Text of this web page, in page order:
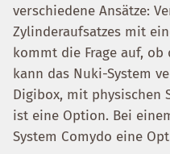
verschiedene Ansätze:
Zylinderaufsatzes mit
kommt die Frage auf, ob
kann das Nuki-System
Digibox, mit physischen
ist eine Option. Bei
System Comydo eine